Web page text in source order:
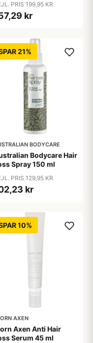
PRIS 199,95 KR
kr
21%
BODYCARE
Bodycare Hair
Spray 150 ml
PRIS 129,95 KR
kr
10%
AXEN
Axen Anti Hair
Serum 45 ml